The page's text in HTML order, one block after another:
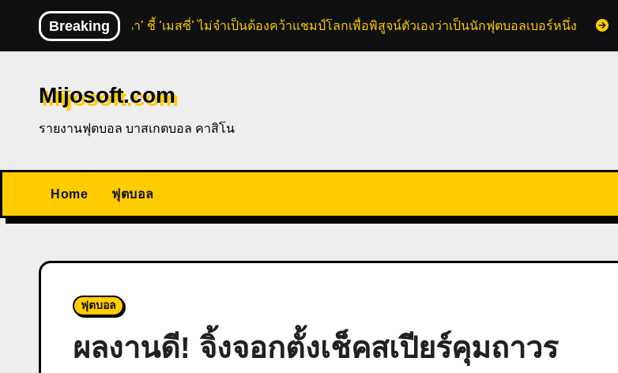
content
Breaking
‘มาราโดน่า’ ชี้ ‘เมสซี่’ ไม่จำเป็นต้องคว้าแชมป์โลกเพื่อพิสูจน์ตัวเองว่าเป็นนักฟุตบอลเบอร์หนึ่ง
Mijosoft.com
รายงานฟุตบอล บาสเกตบอล คาสิโน
Home ฟุตบอล
ฟุตบอล
ผลงานดี! จิ้งจอกตั้งเช็คสเปียร์คุมถาวร